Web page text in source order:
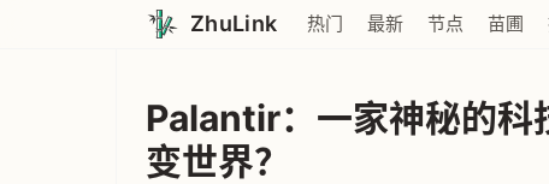
ZhuLink 热门 最新 节点 苗圃
Palantir：一家神秘的科
变世界？